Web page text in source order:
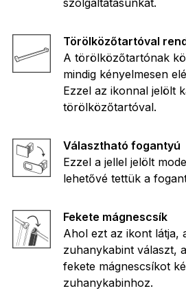
szolgáltatásunkat.
Törölközőtartóval
A törölközőtartónak
mindig kényelmesen
Ezzel az ikonnal jelölt
törölközőtartóval.
Választható fogantyú
Ezzel a jellel jelölt
lehetővé tettük a
Fekete mágnescsík
Ahol ezt az ikont látja,
zuhanykabint választ,
fekete mágnescsíkot
zuhanykabinhoz.